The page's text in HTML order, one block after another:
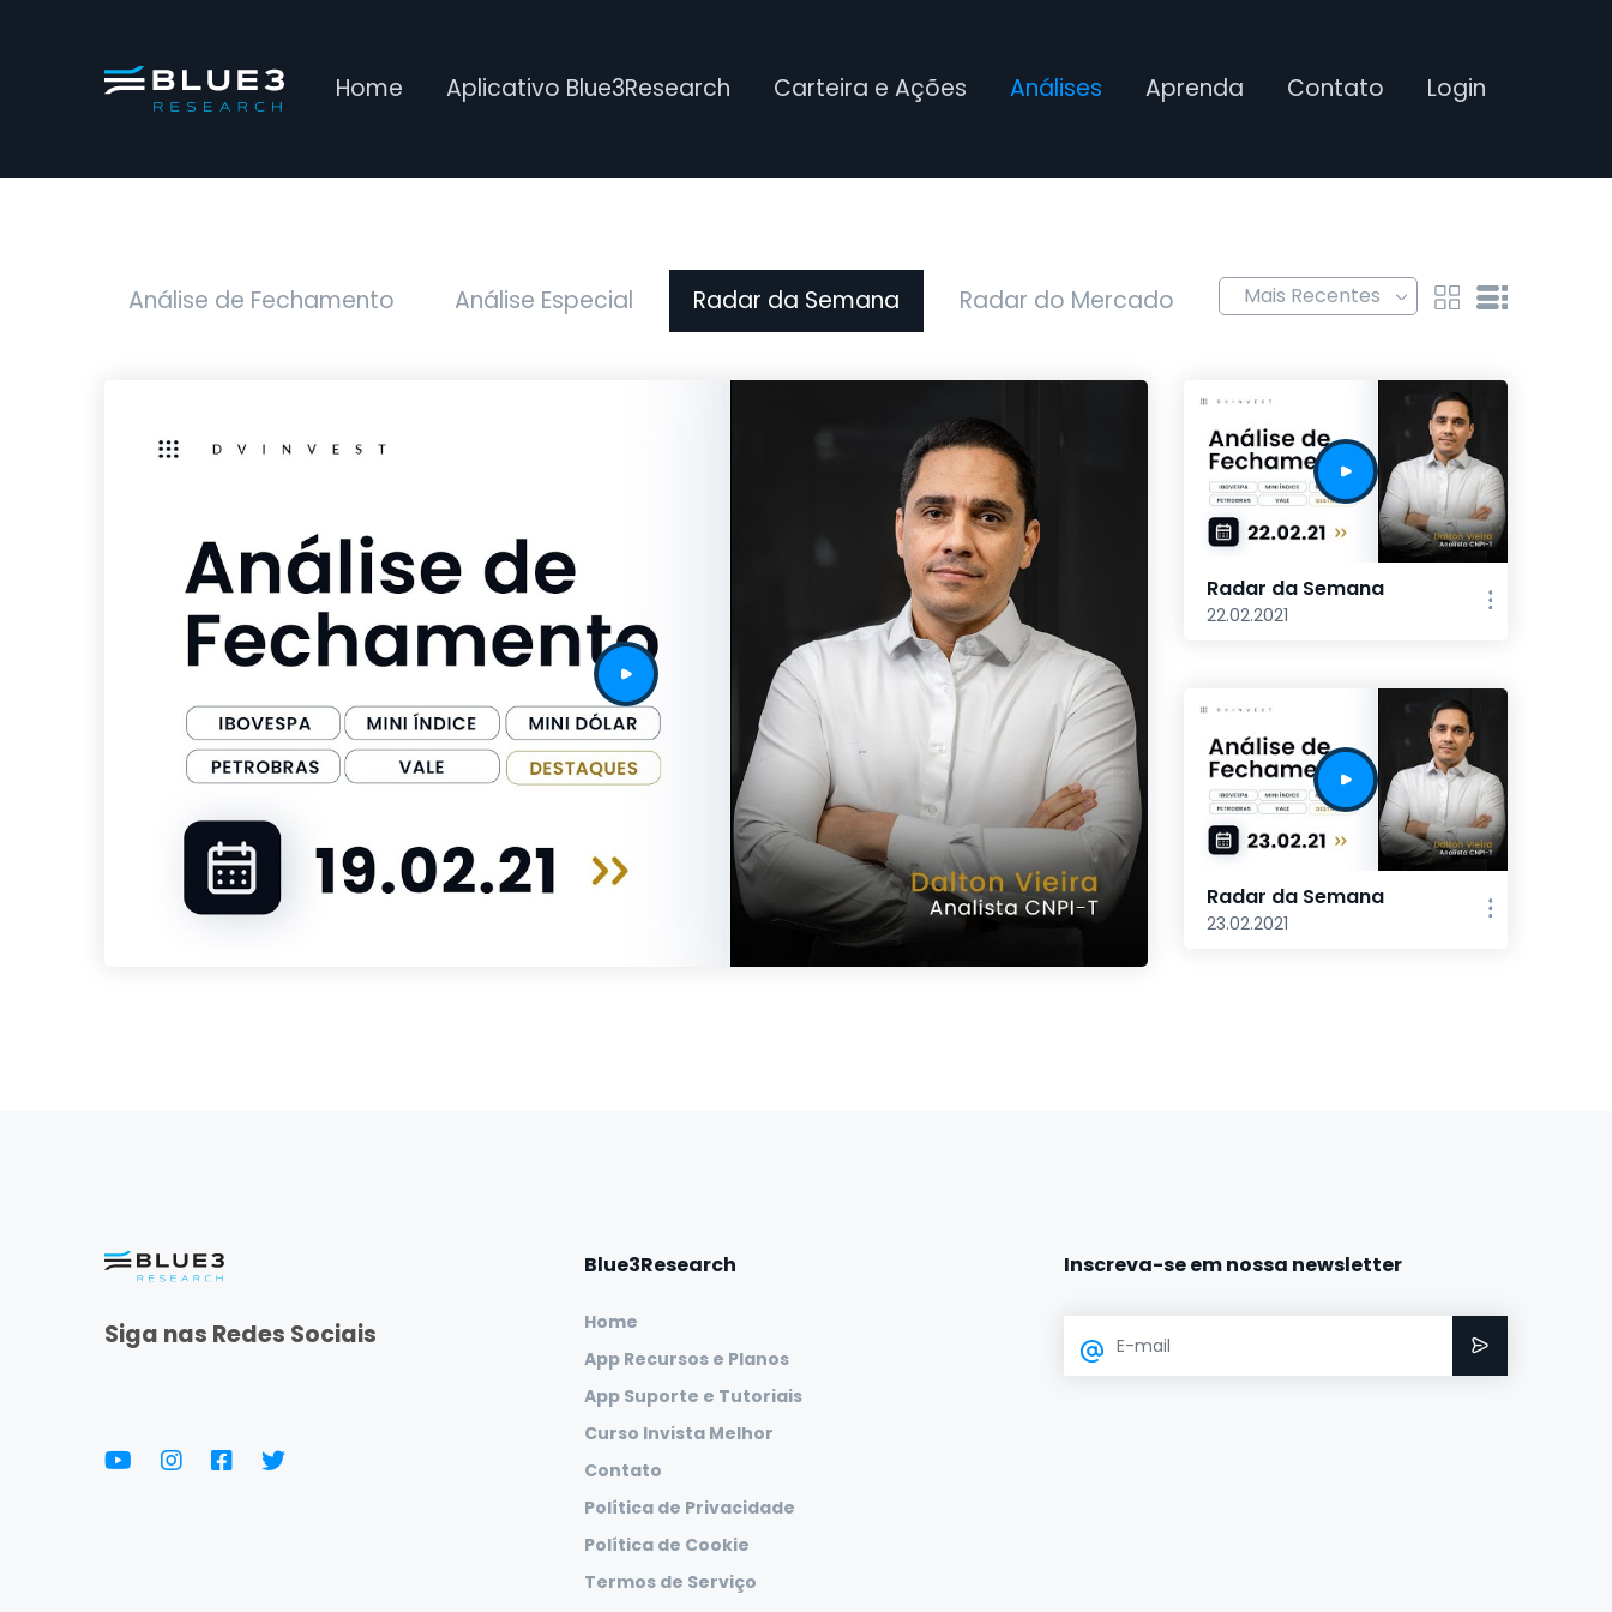
Home Aplicativo Blue3Research Carteira e Ações Análises Aprenda Contato Login
Análise de Fechamento Análise Especial Radar da Semana Radar do Mercado
Radar da Semana
22.02.2021
Radar da Semana
23.02.2021
Siga nas Redes Sociais
Blue3Research
Home
App Recursos e Planos
App Suporte e Tutoriais
Curso Invista Melhor
Contato
Política de Privacidade
Política de Cookie
Termos de Serviço
Inscreva-se em nossa newsletter